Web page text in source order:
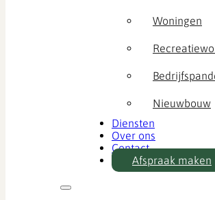
Woningen
Nieuwbouw
Diensten
Over ons
Contact
Afspraak maken